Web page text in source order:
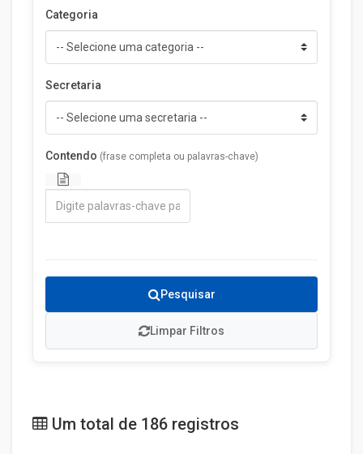
Categoria
Secretaria
Contendo (frase completa ou palavras-chave)
Limpar Filtros
Pesquisar
Um total de 186 registros